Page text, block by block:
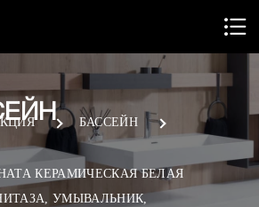
БАССЕЙН
КЕРАМИЧЕСКАЯ БЕЛАЯ
УМЫВАЛЬНИК,